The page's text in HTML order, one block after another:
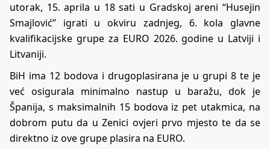
utorak, 15. aprila u 18 sati u Gradskoj areni “Husejin
Smajlović” igrati u okviru zadnjeg, 6. kola glavne
kvalifikacijske grupe za EURO 2026. godine u Latviji i
Litvaniji.
BiH ima 12 bodova i drugoplasirana je u grupi 8 te je
već osigurala minimalno nastup u baražu, dok je
Španija, s maksimalnih 15 bodova iz pet utakmica, na
dobrom putu da u Zenici ovjeri prvo mjesto te da se
direktno iz ove grupe plasira na EURO.